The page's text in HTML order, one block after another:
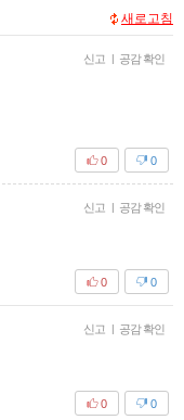
새로고침
신고 | 공감 확인
0
0
신고 | 공감 확인
0
0
신고 | 공감 확인
0
0